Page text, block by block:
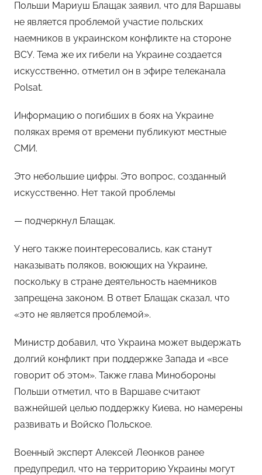
Польши Мариуш Блащак заявил, что для Варшавы
не является проблемой участие польских
наемников в украинском конфликте на стороне
ВСУ. Тема же их гибели на Украине создается
искусственно, отметил он в эфире телеканала
Polsat.
Информацию о погибших в боях на Украине
поляках время от времени публикуют местные
СМИ.
Это небольшие цифры. Это вопрос, созданный
искусственно. Нет такой проблемы
— подчеркнул Блащак.
У него также поинтересовались, как станут
наказывать поляков, воюющих на Украине,
поскольку в стране деятельность наемников
запрещена законом. В ответ Блащак сказал, что
«это не является проблемой».
Министр добавил, что Украина может выдержать
долгий конфликт при поддержке Запада и «все
говорит об этом». Также глава Минобороны
Польши отметил, что в Варшаве считают
важнейшей целью поддержку Киева, но намерены
развивать и Войско Польское.
Военный эксперт Алексей Леонков ранее
предупредил, что на территорию Украины могут